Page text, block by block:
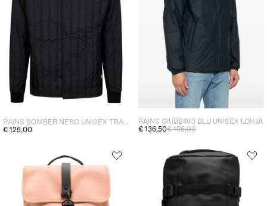
RAINS BOMBER NERO UNISEX TRAPUNTATO
€ 125,00
RAINS GIUBBINO BLU UNISEX LOHJA
€ 136,50€ 195,00